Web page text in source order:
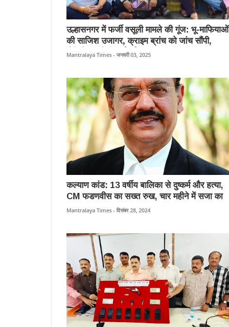
उल्हासनगर में फर्जी वसूली मामले की गूंज: भू-माफियाओं
की साजिश उजागर, क्राइम ब्रांच को जांच सौंपी,
दोषियों पर होगी कार्रवाई।
Mantralaya Times - जनवरी 03, 2025
कल्याण कांड: 13 वर्षीय बालिका से दुष्कर्म और हत्या,
CM फडणवीस का सख्त रुख, चार महीने में सजा का
आश्वासन।
Mantralaya Times - दिसंबर 28, 2024